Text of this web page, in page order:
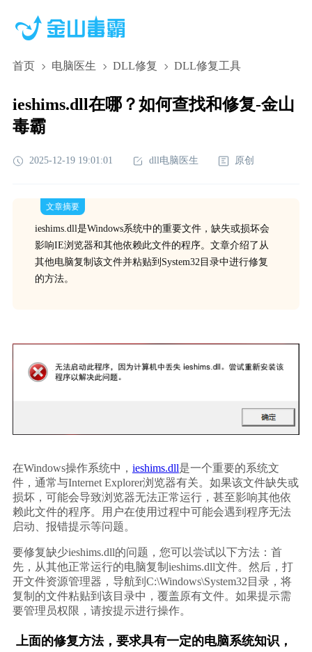
首页 电脑医生 DLL修复 DLL修复工具
ieshims.dll在哪？如何查找和修复-金山
毒霸
2025-12-19 19:01:01 dll电脑医生 原创
文章摘要
ieshims.dll是Windows系统中的重要文件，缺失或损坏会
影响IE浏览器和其他依赖此文件的程序。文章介绍了从
其他电脑复制该文件并粘贴到System32目录中进行修复
的方法。
在Windows操作系统中， ieshims.dll是一个重要的系统文
件，通常与Internet Explorer浏览器有关。如果该文件缺失或
损坏，可能会导致浏览器无法正常运行，甚至影响其他依
赖此文件的程序。用户在使用过程中可能会遇到程序无法
启动、报错提示等问题。
要修复缺少ieshims.dll的问题，您可以尝试以下方法：首
先，从其他正常运行的电脑复制ieshims.dll文件。然后，打
开文件资源管理器，导航到C:\Windows\System32目录，将
复制的文件粘贴到该目录中，覆盖原有文件。如果提示需
要管理员权限，请按提示进行操作。
上面的修复方法，要求具有一定的电脑系统知识，